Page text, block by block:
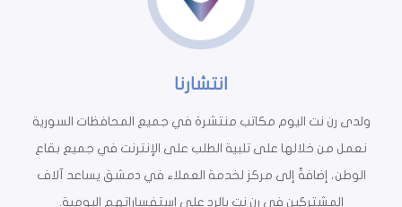
انتشارنا
ولدى رن نت اليوم مكاتب منتشرة في جميع المحافظات السورية
نعمل من خلالها على تلبية الطلب على الإنترنت في جميع بقاع
الوطن، إضافةً إلى مركز لخدمة العملاء في دمشق يساعد آلاف
المشتركين في رن نت بالرد على استفساراتهم اليومية.